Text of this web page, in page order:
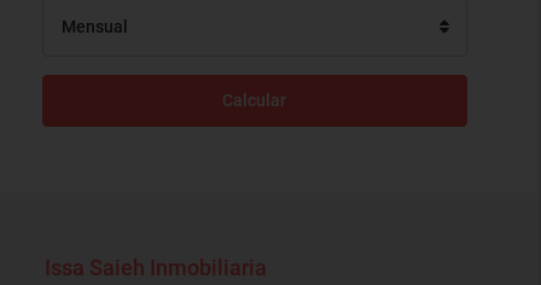
Mensual
Calcular
Issa Saieh Inmobiliaria